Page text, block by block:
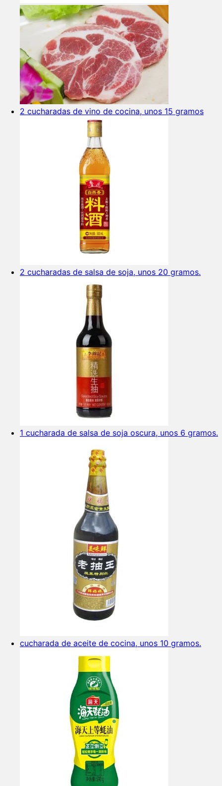
2 cucharadas de vino de cocina, unos 15 gramos
2 cucharadas de salsa de soja, unos 20 gramos.
1 cucharada de salsa de soja oscura, unos 6 gramos.
cucharada de aceite de cocina, unos 10 gramos.